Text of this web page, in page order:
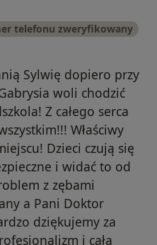
telefonu zweryfikowany
Sylwię dopiero przy
woli chodzić
Z całego serca
Właściwy
Dzieci czują się
i widać to od
z zębami
a Pani Doktor
dziękujemy za
i całą